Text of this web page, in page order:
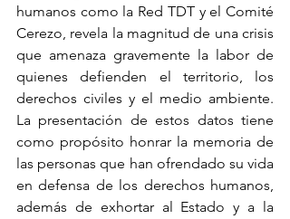
humanos como la Red TDT y el Comité
Cerezo, revela la magnitud de una crisis
que amenaza gravemente la labor de
quienes defienden el territorio, los
derechos civiles y el medio ambiente.
La presentación de estos datos tiene
como propósito honrar la memoria de
las personas que han ofrendado su vida
en defensa de los derechos humanos,
además de exhortar al Estado y a la